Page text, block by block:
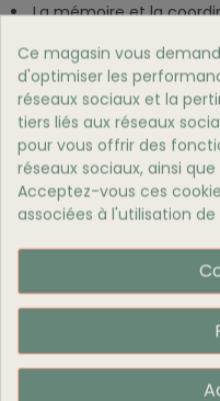
La mémoire et la
Ces nutriments sont
phases d’apprentissage
Renforcement
Cœur
Parce que votre chaton
face à tous les microbes,
clés pour renforcer ses
– Puissant
cellules et stimule
– Essentielle
la vision et à la
– Joue un
Ce magasin vous
d'optimiser les
réseaux sociaux et la
tiers liés aux réseaux
pour vous offrir des
réseaux sociaux, ainsi
Acceptez-vous ces
associées à l'utilisation